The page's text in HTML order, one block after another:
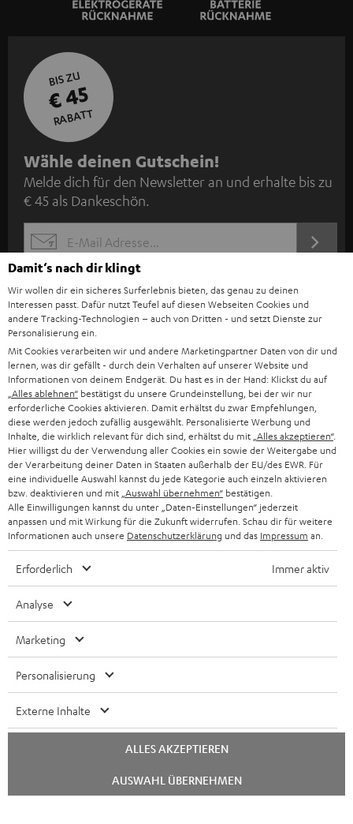
BIS ZU
€ 45
RABATT
N
e
w
s
l
e
t
t
e
r
a
n
m
e
l
d
u
n
g
Wähle deinen Gutschein!
Melde dich für den Newsletter an und erhalte bis zu
€ 45 als Dankeschön.
EMAIL
WIDGET
JETZT
Kategorien
HEIMKINO
HEIMKINO-KOMPLETTANLAGEN
SOUNDBAR
STEREO
SMART HOME
BLUETOOTH-LAUTSPRECHER
KOPFHÖRER
BLUETOOTH-KOPFHÖRER
Unternehmen
SUPPORT
KARRIERE
PRESSE & MARKETING
GESCHÄFTSKUNDEN
PARTNERPROGRAMM
BLOG
NEWSLETTER
DEINE VORTEILE BEI TEUFEL
Teufel Onlineshops
DEUTSCHLAND
SCHWEIZ
NIEDERLANDE
Damit‘s nach dir klingt
Wir wollen dir ein sicheres Surferlebnis bieten, das genau zu deinen
Interessen passt. Dafür nutzt Teufel auf diesen Webseiten Cookies und
andere Tracking-Technologien – auch von Dritten - und setzt Dienste zur
Personalisierung ein.
Mit Cookies verarbeiten wir und andere Marketingpartner Daten von dir und
lernen, was dir gefällt - durch dein Verhalten auf unserer Website und
Informationen von deinem Endgerät. Du hast es in der Hand: Klickst du auf
„Alles ablehnen“ bestätigst du unsere Grundeinstellung, bei der wir nur
erforderliche Cookies aktivieren. Damit erhältst du zwar Empfehlungen,
diese werden jedoch zufällig ausgewählt. Personalisierte Werbung und
Inhalte, die wirklich relevant für dich sind, erhältst du mit „Alles akzeptieren“.
Hier willigst du der Verwendung aller Cookies ein sowie der Weitergabe und
der Verarbeitung deiner Daten in Staaten außerhalb der EU/des EWR. Für
eine individuelle Auswahl kannst du jede Kategorie auch einzeln aktivieren
bzw. deaktivieren und mit „Auswahl übernehmen“ bestätigen.
Alle Einwilligungen kannst du unter „Daten-Einstellungen“ jederzeit
anpassen und mit Wirkung für die Zukunft widerrufen. Schau dir für weitere
Informationen auch unsere Datenschutzerklärung und das Impressum an.
Erforderlich Immer aktiv
Analyse
Marketing
Personalisierung
Externe Inhalte
ALLES AKZEPTIEREN
AUSWAHL ÜBERNEHMEN